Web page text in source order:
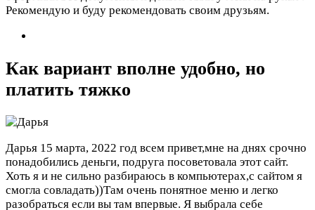
Рекомендую и буду рекомендовать своим друзьям.
Как вариант вполне удобно, но
платить тяжко
Дарья 15 марта, 2022 год всем привет,мне на днях срочно
понадобились деньги, подруга посоветовала этот сайт.
Хоть я и не сильно разбираюсь в компьютерах,с сайтом я
смогла совладать))Там очень понятное меню и легко
разобраться если вы там впервые. Я выбрала себе